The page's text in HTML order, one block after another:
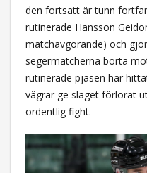
den fortsatt är tunn
rutinerade Hansson
matchavgörande) och
segermatcherna borta
rutinerade pjäsen har
vägrar ge slaget förlorat
ordentlig fight.